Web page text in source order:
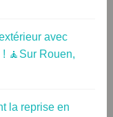
avec
🧘Sur Rouen,
la reprise en